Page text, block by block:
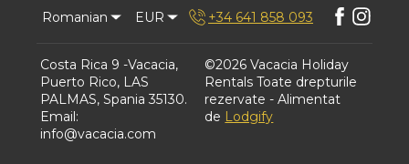
Romanian EUR +34 641 858 093
Costa Rica 9 -Vacacia,
Puerto Rico, LAS
PALMAS, Spania 35130.
Email:
info@vacacia.com
©2026 Vacacia Holiday
Rentals Toate drepturile
rezervate - Alimentat
de Lodgify